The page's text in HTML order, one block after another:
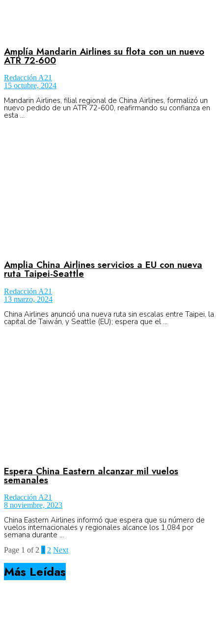
Amplía Mandarin Airlines su flota con un nuevo
ATR 72-600
Redacción A21
15 octubre, 2024
Mandarin Airlines, filial regional de China Airlines, formalizó un
nuevo pedido de un ATR 72-600, reafirmando su confianza en
esta ...
Amplia China Airlines servicios a EU con nueva
ruta Taipei-Seattle
Redacción A21
13 marzo, 2024
China Airlines anunció una nueva ruta sin escalas entre Taipei, la
capital de Taiwán, y Seattle (EU); espera que el ...
Espera China Eastern alcanzar mil vuelos
semanales
Redacción A21
8 noviembre, 2023
China Eastern Airlines informó que espera que su número de
vuelos internacionales y regionales alcance los 1,084 por
semana durante ...
Page 1 of 2 1 2 Next
Más Leídas